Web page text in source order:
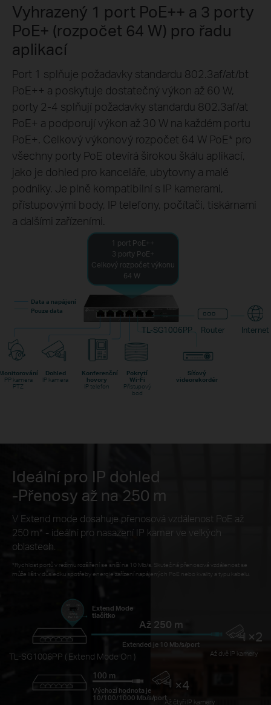
Vyhrazený 1 port PoE++ a 3 porty
PoE+ (rozpočet 64 W) pro řadu
aplikací
Port 1 splňuje požadavky standardu 802.3af/at/bt
PoE++ a poskytuje dostatečný výkon až 60 W,
porty 2-4 splňují požadavky standardu 802.3af/at
PoE+ a podporují výkon až 30 W na každém portu
PoE+. Celkový výkonový rozpočet 64 W PoE* pro
všechny porty PoE otevírá širokou škálu aplikací,
jako je dohled pro kanceláře, ubytovny a malé
podniky. Je plně kompatibilní s IP kamerami,
přístupovými body, IP telefony, počítači, tiskárnami
a dalšími zařízeními.
Síťový
videorekordér
PP kamera
PTZ
Dohled
IP kamera
Konferenční
hovory
IP telefon
Pokrytí
Wi-Fi
Přístupový
bod
Data a napájení
Pouze data
TL-SG1006PP Router Internet
1 port PoE++
3 porty PoE+
Celkový rozpočet výkonu
64 W
Ideální pro IP dohled
-Přenosy až na 250 m
V Extend mode dosahuje přenosová vzdálenost PoE až
250 m* - ideální pro nasazení IP kamer ve velkých
oblastech.
*Rychlost portů v režimu rozšíření se sníží na 10 Mb/s. Skutečná přenosová vzdálenost se
může lišit v důsledku spotřeby energie zařízení napájených PoE nebo kvality a typu kabelu.
Extend Mode
tlačítko
TL-SG1006PP ( Extend Mode On )
Až 250 m
Extended je 10 Mb/s/port ×2
Až dvě IP kamery
100 m
Výchozí hodnota je
10/100/1000 Mb/s/port
×4
Až čtyři IP kamery